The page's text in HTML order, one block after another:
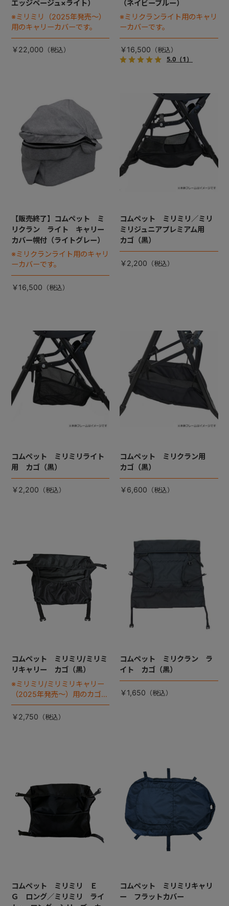
エッジベージュ×ライト）
※ミリミリ（2025年発売～）
用のキャリーカバーです。
￥22,000
（ネイビーブルー）
※ミリクランライト用のキャリ
ーカバーです。
￥16,500
5.0（1）
【販売終了】コムペット ミ
リクラン ライト キャリー
カバー幌付（ライトグレー）
※ミリクランライト用のキャリ
ーカバーです。
￥16,500
コムペット ミリミリ／ミリ
ミリジュニアプレミアム用
カゴ（黒）
￥2,200
コムペット ミリミリライト
用 カゴ（黒）
￥2,200
コムペット ミリクラン用
カゴ（黒）
￥6,600
コムペット ミリミリ/ミリミ
リキャリー カゴ（黒）
※ミリミリ/ミリミリキャリー
（2025年発売～）用のカゴで
す。
￥2,750
コムペット ミリクラン ラ
イト カゴ（黒）
￥1,650
コムペット ミリミリ Ｅ
Ｇ ロング／ミリミリ ライ
コムペット ミリミリキャリ
ー フラットカバー